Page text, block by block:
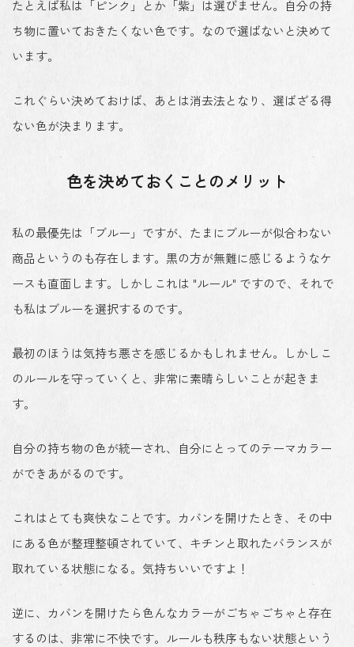
たとえば私は「ピンク」とか「紫」は選びません。自分の持
ち物に置いておきたくない色です。なので選ばないと決めて
います。
これぐらい決めておけば、あとは消去法となり、選ばざる得
ない色が決まります。
色を決めておくことのメリット
私の最優先は「ブルー」ですが、たまにブルーが似合わない
商品 というのも存在します。黒の方が無難に感じるようなケ
ースも直面します。しかし これは "ルール" ですので、それで
も私はブルーを選択する のです。
最初のほうは気持ち悪さを感じるかもしれません。しかしこ
のルールを守っていくと、非常に素晴らしいことが起きま
す。
自分の持ち物の色が統一され、
自分にとってのテーマカラー
ができあがる のです。
これはとても爽快なことです。カバンを開けたとき、その中
にある色が整理整頓されていて、キチンと取れたバランスが
取れている状態になる。気持ちいいですよ！
逆に、カバンを開けたら色んなカラーがごちゃごちゃと存在
するのは、非常に不快です。ルールも秩序もない状態という